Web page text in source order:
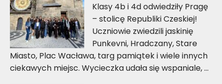
Klasy 4b i 4d odwiedziły Pragę
– stolicę Republiki Czeskiej!
Uczniowie zwiedzili jaskinię
Punkevni, Hradczany, Stare
Miasto, Plac Wacława, targ pamiątek i wiele innych
ciekawych miejsc. Wycieczka udała się wspaniale, …